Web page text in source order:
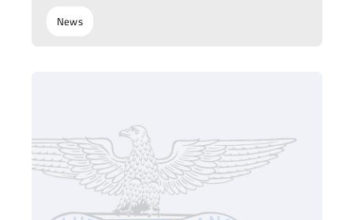
News